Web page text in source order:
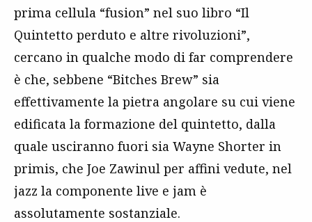
prima cellula “fusion” nel suo libro “Il
Quintetto perduto e altre rivoluzioni”,
cercano in qualche modo di far comprendere
è che, sebbene “Bitches Brew” sia
effettivamente la pietra angolare su cui viene
edificata la formazione del quintetto, dalla
quale usciranno fuori sia Wayne Shorter in
primis, che Joe Zawinul per affini vedute, nel
jazz la componente live e jam è
assolutamente sostanziale.